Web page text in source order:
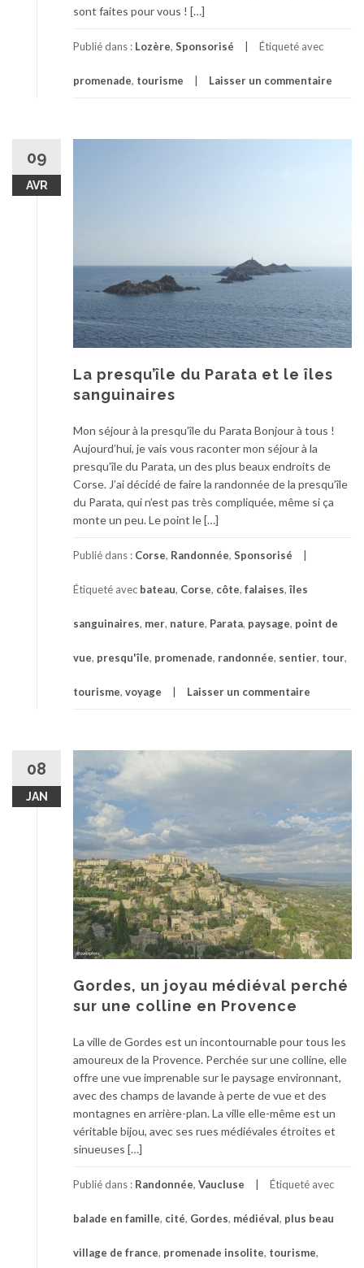
sont faites pour vous ! […]
Publié dans : Lozère, Sponsorisé Étiqueté avec
promenade, tourisme Laisser un commentaire
09
AVR
La presqu’île du Parata et le îles
sanguinaires
Mon séjour à la presqu’île du Parata Bonjour à tous !
Aujourd’hui, je vais vous raconter mon séjour à la
presqu’île du Parata, un des plus beaux endroits de
Corse. J’ai décidé de faire la randonnée de la presqu’île
du Parata, qui n’est pas très compliquée, même si ça
monte un peu. Le point le […]
Publié dans : Corse, Randonnée, Sponsorisé
Étiqueté avec bateau, Corse, côte, falaises, îles
sanguinaires, mer, nature, Parata, paysage, point de
vue, presqu'île, promenade, randonnée, sentier, tour,
tourisme, voyage Laisser un commentaire
08
JAN
Gordes, un joyau médiéval perché
sur une colline en Provence
La ville de Gordes est un incontournable pour tous les
amoureux de la Provence. Perchée sur une colline, elle
offre une vue imprenable sur le paysage environnant,
avec des champs de lavande à perte de vue et des
montagnes en arrière-plan. La ville elle-même est un
véritable bijou, avec ses rues médiévales étroites et
sinueuses […]
Publié dans : Randonnée, Vaucluse Étiqueté avec
balade en famille, cité, Gordes, médiéval, plus beau
village de france, promenade insolite, tourisme,